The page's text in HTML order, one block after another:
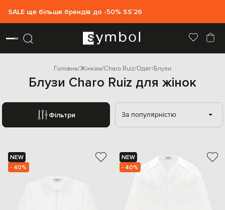
SALE ще більше брендів до -50% SS`26
Головна Жінкам Charo Ruiz Одяг Блузи
Блузи Charo Ruiz для жінок
Фільтри За популярністю
NEW
- 40%
NEW
- 40%